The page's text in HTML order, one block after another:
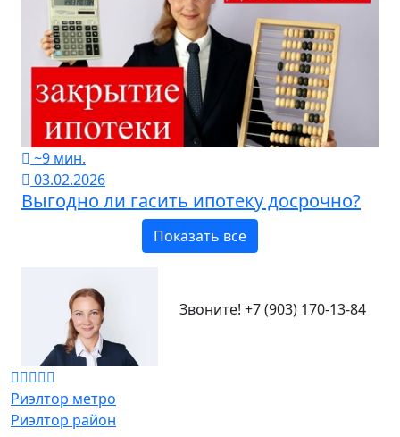
~9 мин.
03.02.2026
Выгодно ли гасить ипотеку досрочно?
Показать все
Звоните! +7 (903) 170-13-84
Риэлтор метро
Риэлтор район